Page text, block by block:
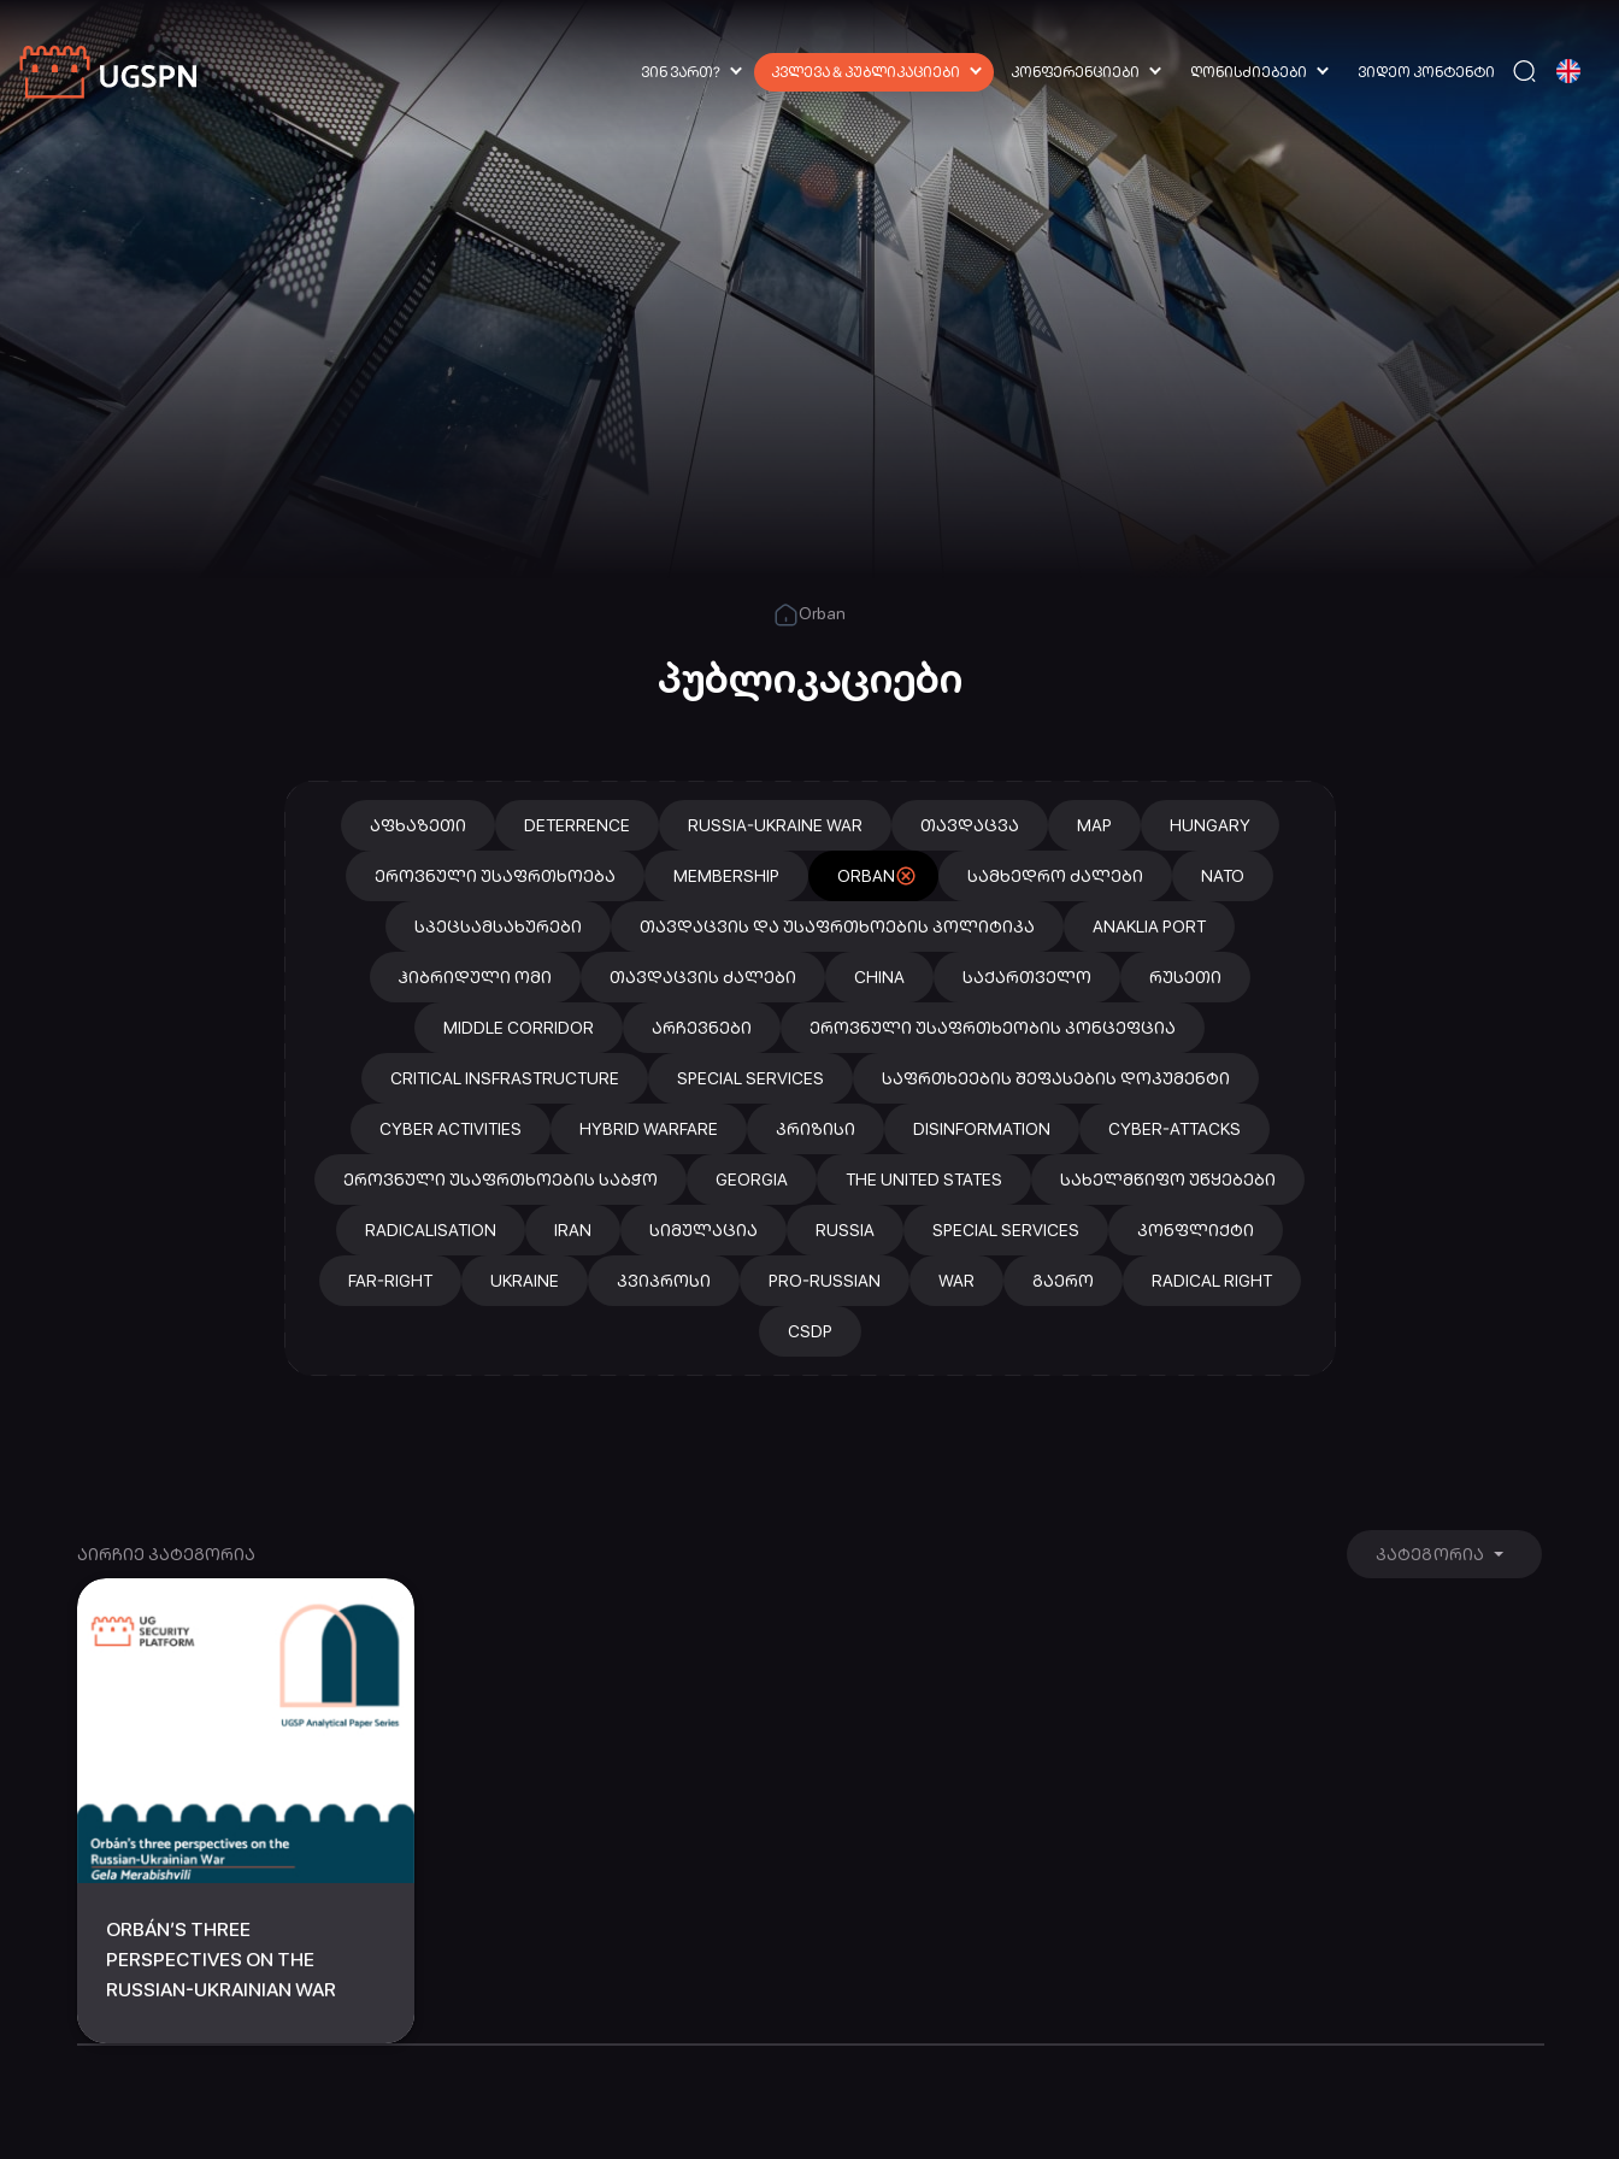
ᲕᲘᲜ ᲕᲐᲠᲗ? ᲙᲕᲚᲔᲕᲐ & ᲞᲣᲑᲚᲘᲙᲐᲪᲘᲔᲑᲘ ᲙᲝᲜᲤᲔᲠᲔᲜᲪᲘᲔᲑᲘ ᲦᲝᲜᲘᲡᲫᲘᲔᲑᲔᲑᲘ ᲕᲘᲓᲔᲝ ᲙᲝᲜᲢᲔᲜᲢᲘ
Orban
პუბლიკაციები
ᲐᲤᲮᲐᲖᲔᲗᲘ DETERRENCE RUSSIA-UKRAINE WAR ᲗᲐᲕᲓᲐᲪᲕᲐ MAP HUNGARY
ᲔᲠᲝᲕᲜᲣᲚᲘ ᲣᲡᲐᲤᲠᲗᲮᲝᲔᲑᲐ MEMBERSHIP ORBAN ᲡᲐᲛᲮᲔᲓᲠᲝ ᲫᲐᲚᲔᲑᲘ NATO
ᲡᲞᲔᲪᲡᲐᲛᲡᲐᲮᲣᲠᲔᲑᲘ ᲗᲐᲕᲓᲐᲪᲕᲘᲡ ᲓᲐ ᲣᲡᲐᲤᲠᲗᲮᲝᲔᲑᲘᲡ ᲞᲝᲚᲘᲢᲘᲙᲐ ANAKLIA PORT
ᲰᲘᲑᲠᲘᲓᲣᲚᲘ ᲝᲛᲘ ᲗᲐᲕᲓᲐᲪᲕᲘᲡ ᲫᲐᲚᲔᲑᲘ CHINA ᲡᲐᲥᲐᲠᲗᲕᲔᲚᲝ ᲠᲣᲡᲔᲗᲘ
MIDDLE CORRIDOR ᲐᲠᲩᲔᲕᲜᲔᲑᲘ ᲔᲠᲝᲕᲜᲣᲚᲘ ᲣᲡᲐᲤᲠᲗᲮᲔᲝᲑᲘᲡ ᲙᲝᲜᲪᲔᲤᲪᲘᲐ
CRITICAL INSFRASTRUCTURE SPECIAL SERVICES ᲡᲐᲤᲠᲗᲮᲔᲔᲑᲘᲡ ᲨᲔᲤᲐᲡᲔᲑᲘᲡ ᲓᲝᲙᲣᲛᲔᲜᲢᲘ
CYBER ACTIVITIES HYBRID WARFARE ᲙᲠᲘᲖᲘᲡᲘ DISINFORMATION CYBER-ATTACKS
ᲔᲠᲝᲕᲜᲣᲚᲘ ᲣᲡᲐᲤᲠᲗᲮᲝᲔᲑᲘᲡ ᲡᲐᲑᲭᲝ GEORGIA THE UNITED STATES ᲡᲐᲮᲔᲚᲛᲬᲘᲤᲝ ᲣᲬᲧᲔᲑᲔᲑᲘ
RADICALISATION IRAN ᲡᲘᲛᲣᲚᲐᲪᲘᲐ RUSSIA SPECIAL SERVICES ᲙᲝᲜᲤᲚᲘᲥᲢᲘ
FAR-RIGHT UKRAINE ᲙᲕᲘᲞᲠᲝᲡᲘ PRO-RUSSIAN WAR ᲒᲐᲔᲠᲝ RADICAL RIGHT
CSDP
ᲐᲘᲠᲩᲘᲔ ᲙᲐᲢᲔᲒᲝᲠᲘᲐ ᲙᲐᲢᲔᲒᲝᲠᲘᲐ
ORBÁN’S THREE
PERSPECTIVES ON THE
RUSSIAN-UKRAINIAN WAR